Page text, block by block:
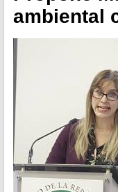
ambiental